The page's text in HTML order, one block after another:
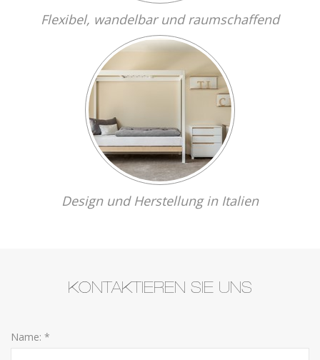
Flexibel, wandelbar und raumschaffend
Design und Herstellung in Italien
KONTAKTIEREN SIE UNS
Name: *